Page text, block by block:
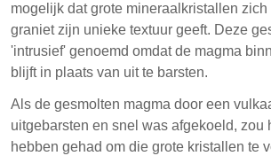
mogelijk dat grote mineraalkristallen zich
graniet zijn unieke textuur geeft. Deze
'intrusief' genoemd omdat de magma
blijft in plaats van uit te barsten.
Als de gesmolten magma door een
uitgebarsten en snel was afgekoeld, zou
hebben gehad om die grote kristallen te